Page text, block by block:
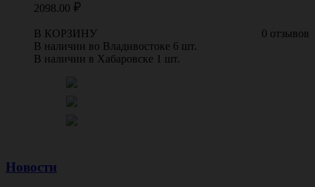
2098.00
0 отзывов
В КОРЗИНУ
В наличии во Владивостоке 6 шт.
В наличии в Хабаровске 1 шт.
Новости